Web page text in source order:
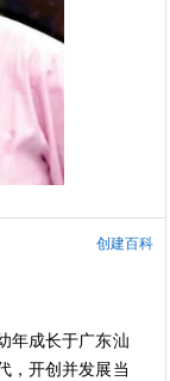
创建百科
年成长于广东汕
，开创并发展当